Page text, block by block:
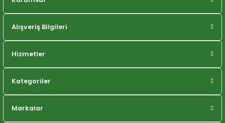
Alışveriş Bilgileri
Hizmetler
Kategoriler
Markalar